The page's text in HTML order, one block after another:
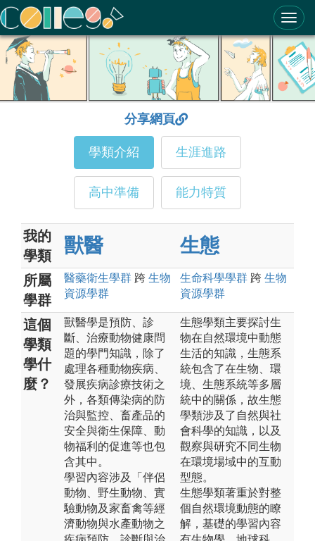
ColleGo! 大學選才與高中育才輔助系統
分享網頁
學類介紹 生涯進路
高中準備 能力特質
我的
學類
獸醫 生態
所屬
學群
醫藥衛生學群 跨 生物
資源學群
生命科學學群 跨 生物
資源學群
這個
學類
學什
麼？
獸醫學是預防、診
斷、治療動物健康問
題的學門知識，除了
處理各種動物疾病、
發展疾病診療技術之
外，各類傳染病的防
治與監控、畜產品的
安全與衛生保障、動
物福利的促進等也包
含其中。
學習內容涉及「伴侶
動物、野生動物、實
驗動物及家畜禽等經
濟動物與水產動物之
生態學類主要探討生
物在自然環境中動態
生活的知識，生態系
統包含了在生物、環
境、生態系統等多層
統中的關係，故生態
學類涉及了自然與社
會科學的知識，以及
觀察與研究不同生物
在環境場域中的互動
型態。
生態學類著重於對整
個自然環境動態的瞭
解，基礎的學習內容